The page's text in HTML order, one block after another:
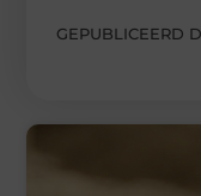
GEPUBLICEERD